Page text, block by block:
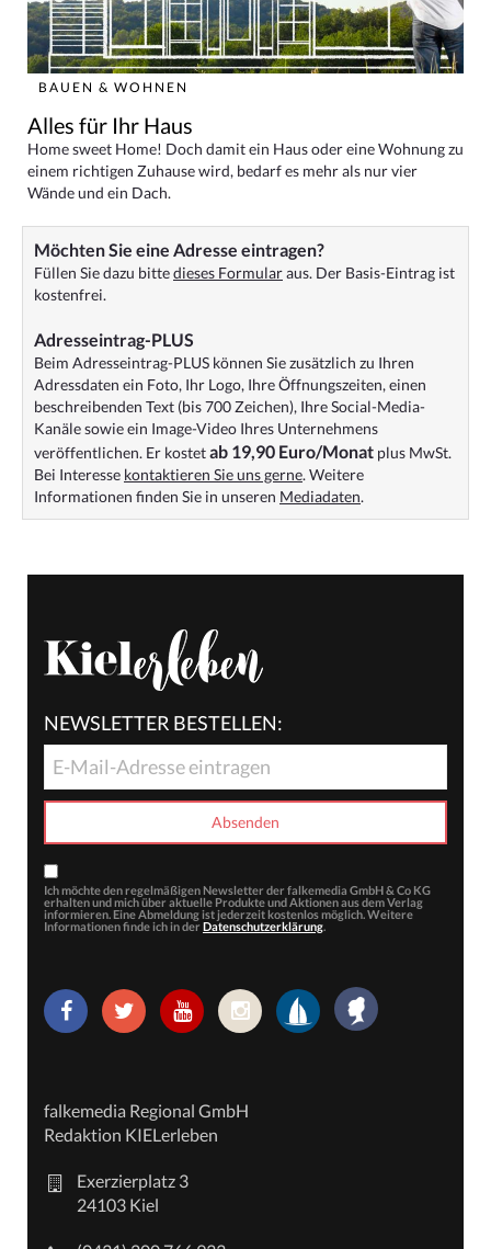
BAUEN & WOHNEN
Alles für Ihr Haus
Home sweet Home! Doch damit ein Haus oder eine Wohnung zu
einem richtigen Zuhause wird, bedarf es mehr als nur vier
Wände und ein Dach.
Möchten Sie eine Adresse eintragen?
Füllen Sie dazu bittedieses Formularaus. Der Basis-Eintrag ist
kostenfrei.
Adresseintrag-PLUS
Beim Adresseintrag-PLUS können Sie zusätzlich zu Ihren
Adressdaten ein Foto, Ihr Logo, Ihre Öffnungszeiten, einen
beschreibenden Text (bis 700 Zeichen), Ihre Social-Media-
Kanäle sowie ein Image-Video Ihres Unternehmens
veröffentlichen. Er kostetab 19,90 Euro/Monat plus MwSt.
Bei Interesse kontaktieren Sie uns gerne. Weitere
Informationen finden Sie in unseren Mediadaten.
NEWSLETTER BESTELLEN:
Ich möchte den regelmäßigen Newsletter der falkemedia GmbH & Co KG
erhalten und mich über aktuelle Produkte und Aktionen aus dem Verlag
informieren. Eine Abmeldung ist jederzeit kostenlos möglich. Weitere
Informationen finde ich in der Datenschutzerklärung.
falkemedia Regional GmbH
Redaktion KIELerleben
Exerzierplatz 3
24103 Kiel